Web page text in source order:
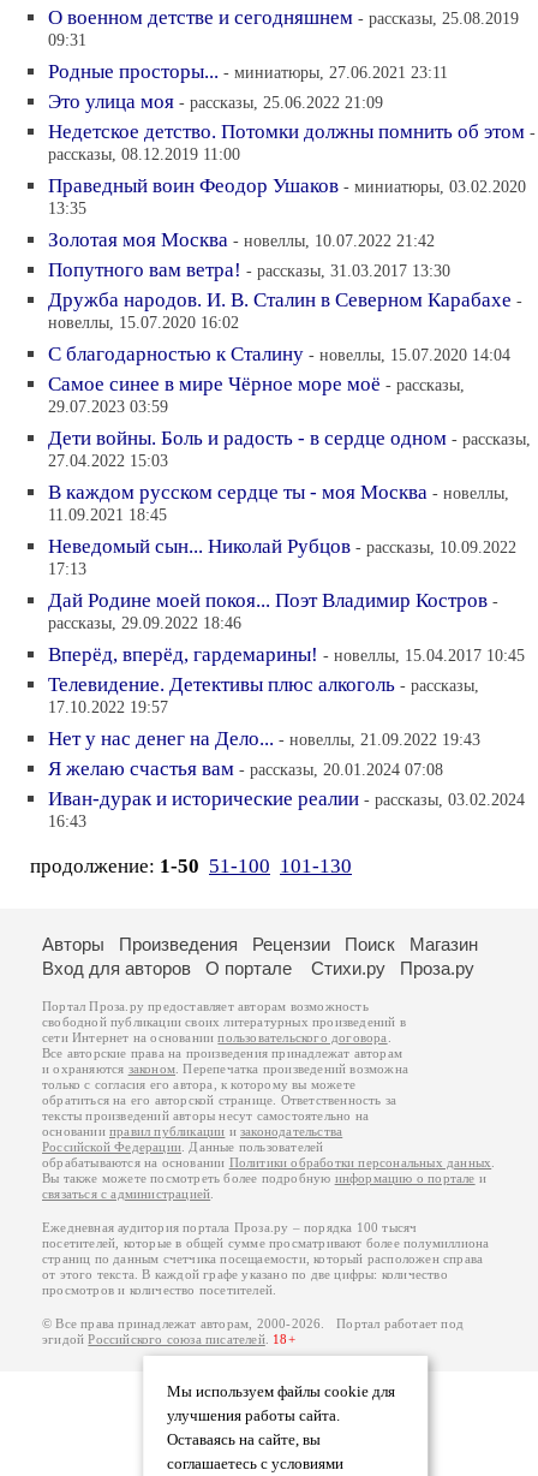
О военном детстве и сегодняшнем - рассказы, 25.08.2019
09:31
Родные просторы... - миниатюры, 27.06.2021 23:11
Это улица моя - рассказы, 25.06.2022 21:09
Недетское детство. Потомки должны помнить об этом -
рассказы, 08.12.2019 11:00
Праведный воин Феодор Ушаков - миниатюры, 03.02.2020
13:35
Золотая моя Москва - новеллы, 10.07.2022 21:42
Попутного вам ветра! - рассказы, 31.03.2017 13:30
Дружба народов. И. В. Сталин в Северном Карабахе -
новеллы, 15.07.2020 16:02
С благодарностью к Сталину - новеллы, 15.07.2020 14:04
Самое синее в мире Чёрное море моё - рассказы,
29.07.2023 03:59
Дети войны. Боль и радость - в сердце одном - рассказы,
27.04.2022 15:03
В каждом русском сердце ты - моя Москва - новеллы,
11.09.2021 18:45
Неведомый сын... Николай Рубцов - рассказы, 10.09.2022
17:13
Дай Родине моей покоя... Поэт Владимир Костров -
рассказы, 29.09.2022 18:46
Вперёд, вперёд, гардемарины! - новеллы, 15.04.2017 10:45
Телевидение. Детективы плюс алкоголь - рассказы,
17.10.2022 19:57
Нет у нас денег на Дело... - новеллы, 21.09.2022 19:43
Я желаю счастья вам - рассказы, 20.01.2024 07:08
Иван-дурак и исторические реалии - рассказы, 03.02.2024
16:43
продолжение: 1-50 51-100 101-130
Мы используем файлы cookie для
улучшения работы сайта.
Оставаясь на сайте, вы
соглашаетесь с условиями
Авторы Произведения Рецензии Поиск
Магазин
Вход для авторов
О портале Стихи.ру Проза.ру
Портал Проза.ру предоставляет авторам возможность
свободной публикации своих литературных произведений в
сети Интернет на основаниипользовательского договора
Все авторские права на произведения принадлежат авторам
и охраняются законом . Перепечатка произведений возможна
только с согласия его автора, к которому вы можете
обратиться на его авторской странице. Ответственность за
тексты произведений авторы несут самостоятельно на
основанииправил публикации изаконодательства
Российской Федерации . Данные пользователей
обрабатываются на основании Политики обработки персональных данных
Вы также можете посмотреть более подробную информацию о портале и
связаться с администрацией
Ежедневная аудитория портала Проза.ру – порядка 100 тысяч
посетителей, которые в общей сумме просматривают более полумиллиона
страниц по данным счетчика посещаемости, который расположен справа
от этого текста. В каждой графе указано по две цифры: количество
просмотров и количество посетителей.
© Все права принадлежат авторам, 2000-2026. Портал работает под
эгидойРоссийского союза писателей. 18+